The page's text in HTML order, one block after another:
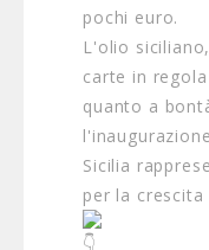
pochi euro.
L'olio
carte in
quanto a
Sicilia
per la